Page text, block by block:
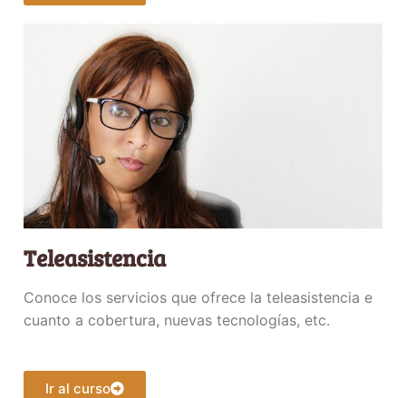
Teleasistencia
Conoce los servicios que ofrece la teleasistencia e
cuanto a cobertura, nuevas tecnologías, etc.
Ir al curso